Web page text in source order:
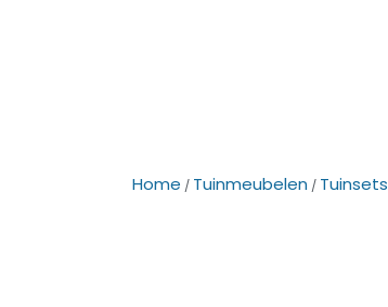
Home / Tuinmeubelen / Tuinsets